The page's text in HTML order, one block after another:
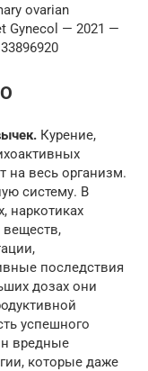
ovarian
Gynecol — 2021 —
Курение,
на весь организм.
систему. В
наркотиках
последствия
дозах они
успешного
вредные
которые даже